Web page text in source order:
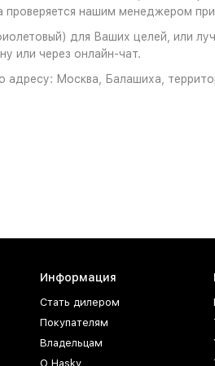
нашим менеджером
для Ваших целей, или
или через онлайн-чат.
Москва, Балашиха,
Информация
Стать дилером
Покупателям
Владельцам
О Hasky